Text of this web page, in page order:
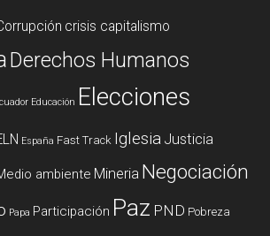
crisis capitalismo
Derechos Humanos
Educación Elecciones
España Fast Track Iglesia Justicia
ambiente Mineria Negociación
Papa Participación Paz PND Pobreza